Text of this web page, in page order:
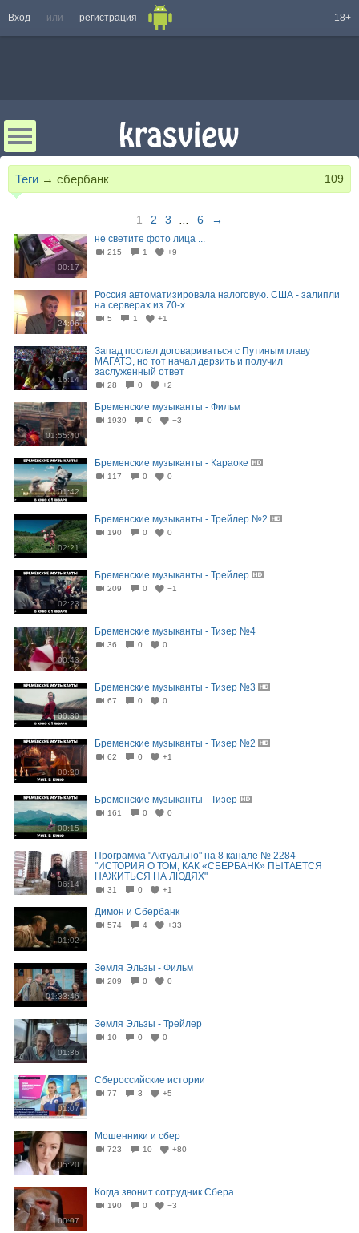
Вход или регистрация 18+
Теги → сбербанк 109
1 2 3 6 →
00:17
не светите фото лица ...
215 1 +9
24:06
Россия автоматизировала налоговую. США - залипли
на серверах из 70-х
5 1 +1
16:14
Запад послал договариваться с Путиным главу
МАГАТЭ, но тот начал дерзить и получил
заслуженный ответ
28 0 +2
01:55:40
Бременские музыканты - Фильм
1939 0 −3
01:42
Бременские музыканты - Караоке
117 0 0
02:21
Бременские музыканты - Трейлер №2
190 0 0
02:23
Бременские музыканты - Трейлер
209 0 −1
00:43
Бременские музыканты - Тизер №4
36 0 0
00:30
Бременские музыканты - Тизер №3
67 0 0
00:20
Бременские музыканты - Тизер №2
62 0 +1
00:15
Бременские музыканты - Тизер
161 0 0
06:14
Программа "Актуально" на 8 канале № 2284
"ИСТОРИЯ О ТОМ, КАК «СБЕРБАНК» ПЫТАЕТСЯ
НАЖИТЬСЯ НА ЛЮДЯХ"
31 0 +1
01:02
Димон и Сбербанк
574 4 +33
01:33:46
Земля Эльзы - Фильм
209 0 0
01:36
Земля Эльзы - Трейлер
10 0 0
01:07
Сбероссийские истории
77 3 +5
05:20
Мошенники и сбер
723 10 +80
00:07
Когда звонит сотрудник Сбера.
190 0 −3